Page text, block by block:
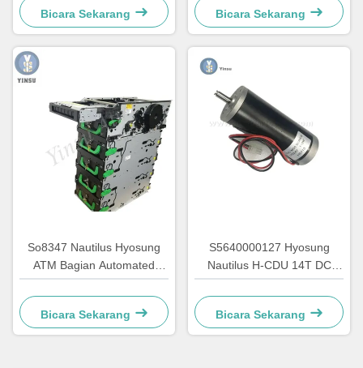
Bicara Sekarang
Bicara Sekarang
So8347 Nautilus Hyosung
ATM Bagian Automated
Teller Aksesoris GCDU
Dispenser Front Load
7010000132
Bicara Sekarang
S5640000127 Hyosung
Nautilus H-CDU 14T DC
Mesin ATM utama Mesin
mesin ganti 7310000715
Bicara Sekarang